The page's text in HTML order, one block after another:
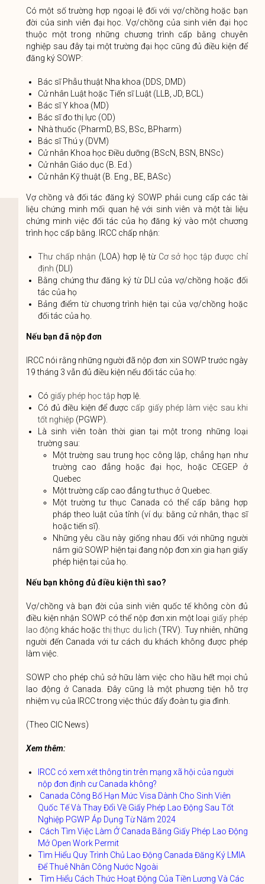
Có một số trường hợp ngoại lệ đối với vợ/chồng hoặc bạn
đời của sinh viên đại học. Vợ/chồng của sinh viên đại học
thuộc một trong những chương trình cấp bằng chuyên
nghiệp sau đây tại một trường đại học cũng đủ điều kiện để
đăng ký SOWP:
Bác sĩ Phẫu thuật Nha khoa (DDS, DMD)
Cử nhân Luật hoặc Tiến sĩ Luật (LLB, JD, BCL)
Bác sĩ Y khoa (MD)
Bác sĩ đo thị lực (OD)
Nhà thuốc (PharmD, BS, BSc, BPharm)
Bác sĩ Thú y (DVM)
Cử nhân Khoa học Điều dưỡng (BScN, BSN, BNSc)
Cử nhân Giáo dục (B. Ed.)
Cử nhân Kỹ thuật (B. Eng., BE, BASc)
Vợ chồng và đối tác đăng ký SOWP phải cung cấp các tài
liệu chứng minh mối quan hệ với sinh viên và một tài liệu
chứng minh việc đối tác của họ đăng ký vào một chương
trình học cấp bằng. IRCC chấp nhận:
Thư chấp nhận (LOA) hợp lệ từ Cơ sở học tập được chỉ
định (DLI)
Bằng chứng thư đăng ký từ DLI của vợ/chồng hoặc đối
tác của họ
Bảng điểm từ chương trình hiện tại của vợ/chồng hoặc
đối tác của họ.
Nếu bạn đã nộp đơn
IRCC nói rằng những người đã nộp đơn xin SOWP trước ngày
19 tháng 3 vẫn đủ điều kiện nếu đối tác của họ:
Có giấy phép học tập hợp lệ.
Có đủ điều kiện để được cấp giấy phép làm việc sau khi
tốt nghiệp (PGWP).
Là sinh viên toàn thời gian tại một trong những loại
trường sau:
Một trường sau trung học công lập, chẳng hạn như
trường cao đẳng hoặc đại học, hoặc CEGEP ở
Quebec
Một trường cấp cao đẳng tư thục ở Quebec.
Một trường tư thục Canada có thể cấp bằng hợp
pháp theo luật của tỉnh (ví dụ: bằng cử nhân, thạc sĩ
hoặc tiến sĩ).
Những yêu cầu này giống nhau đối với những người
nắm giữ SOWP hiện tại đang nộp đơn xin gia hạn giấy
phép hiện tại của họ.
Nếu bạn không đủ điều kiện thì sao?
Vợ/chồng và bạn đời của sinh viên quốc tế không còn đủ
điều kiện nhận SOWP có thể nộp đơn xin một loại giấy phép
lao động khác hoặcthị thực du lịch (TRV). Tuy nhiên, những
người đến Canada với tư cách du khách không được phép
làm việc.
SOWP cho phép chủ sở hữu làm việc cho hầu hết mọi chủ
lao động ở Canada. Đây cũng là một phương tiện hỗ trợ
nhiệm vụ của IRCC trong việc thúc đẩy đoàn tụ gia đình.
(Theo CIC News)
Xem thêm:
IRCC có xem xét thông tin trên mạng xã hội của người
nộp đơn định cư Canada không?
Canada Công Bố Hạn Mức Visa Dành Cho Sinh Viên
Quốc Tế Và Thay Đổi Về Giấy Phép Lao Động Sau Tốt
Nghiệp PGWP Áp Dụng Từ Năm 2024
Cách Tìm Việc Làm Ở Canada Bằng Giấy Phép Lao Động
Mở Open Work Permit
Tìm Hiểu Quy Trình Chủ Lao Động Canada Đăng Ký LMIA
Để Thuê Nhân Công Nước Ngoài
Tìm Hiểu Cách Thức Hoạt Động Của Tiền Lương Và Các